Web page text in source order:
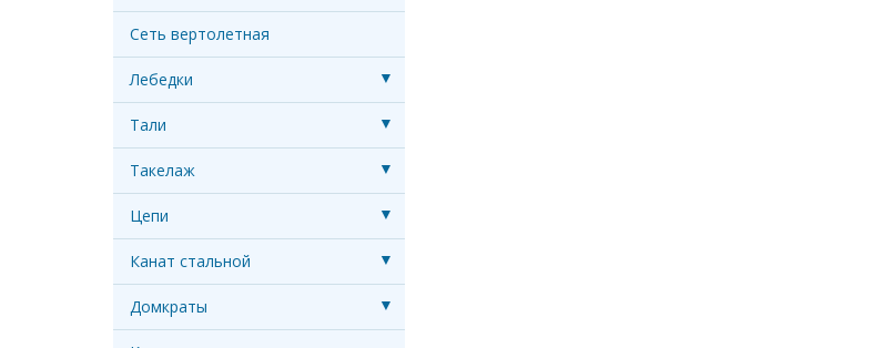
Сеть вертолетная
Лебедки
Тали
Такелаж
Цепи
Канат стальной
Домкраты